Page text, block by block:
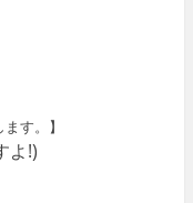
す。】
よ!)